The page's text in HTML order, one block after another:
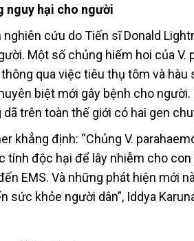
nguy hại cho người
nghiên cứu do Tiến sĩ Donald
Một số chủng hiếm hoi của
qua việc tiêu thụ tôm và
biệt mới gây bệnh cho
dã trên toàn thế giới có hai gen
khẳng định: “Chủng V.
tính độc hại để lây nhiễm cho con
EMS. Và những phát hiện mới
sức khỏe người dân”, Iddya